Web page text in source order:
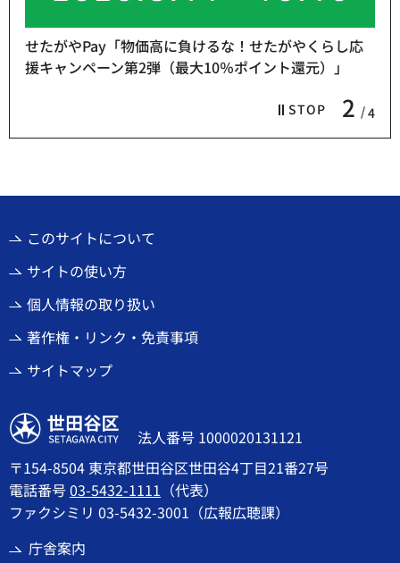
STOP 2 4
せたがやPay「物価高に負けるな！せたがやくらし応
援キャンペーン第2弾（最大10％ポイント還元）」
このサイトについて
サイトの使い方
個人情報の取り扱い
著作権・リンク・免責事項
サイトマップ
世田谷区
法人番号 1000020131121
〒154-8504 東京都世田谷区世田谷4丁目21番27号
電話番号03-5432-1111 （代表）
ファクシミリ 03-5432-3001（広報広聴課）
庁舎案内